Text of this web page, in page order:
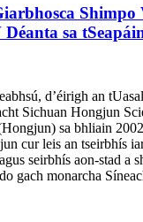
Shimpo
Déanta sa
d’éirigh an
Sichuan Hongjun
sa bhliain
cur leis an tseirbhís
seirbhís aon-stad a
gach monarcha